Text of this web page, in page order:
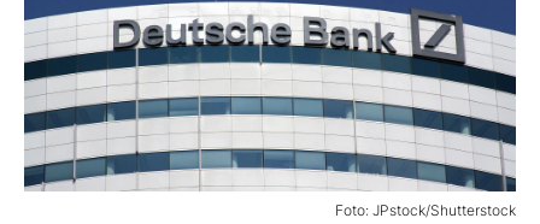
Experten
Mein B:O
Mein Konto
Foto: JPstock/Shutterstock